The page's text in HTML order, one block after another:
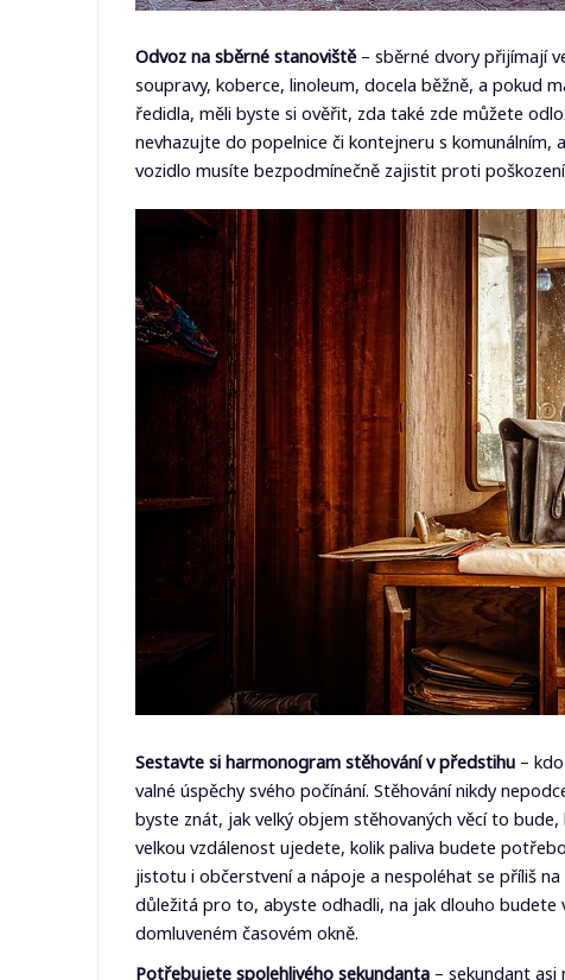
Odvoz na sběrné stanoviště– sběrné dvory přijímají
soupravy, koberce, linoleum, docela běžně, a pokud
ředidla, měli byste si ověřit, zda také zde můžete
nevhazujte do popelnice či kontejneru s
vozidlo musíte bezpodmínečně zajistit proti
Sestavte si harmonogram stěhování v předstihu –
valné úspěchy svého počínání. Stěhování nikdy
byste znát, jak velký objem stěhovaných věcí to
velkou vzdálenost ujedete, kolik paliva budete
jistotu i občerstvení a nápoje a nespoléhat se příliš
důležitá pro to, abyste odhadli, na jak dlouho
domluveném časovém okně.
Potřebujete spolehlivého sekundanta – sekundant asi